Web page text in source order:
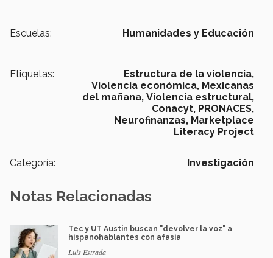
Escuelas: Humanidades y Educación
Etiquetas:
Estructura de la violencia,
Violencia económica, Mexicanas
del mañana, Violencia estructural,
Conacyt, PRONACES,
Neurofinanzas, Marketplace
Literacy Project
Categoría: Investigación
Notas Relacionadas
Tec y UT Austin buscan "devolver la voz" a
hispanohablantes con afasia
Luis Estrada